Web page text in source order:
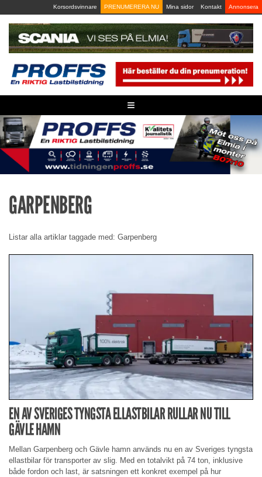
to
content
Korsordsvinnare PRENUMERERA NU Mina sidor Kontakt Annonsera
≡
GARPENBERG
Listar alla artiklar taggade med: Garpenberg
EN AV SVERIGES TYNGSTA ELLASTBILAR RULLAR NU TILL
GÄVLE HAMN
Mellan Garpenberg och Gävle hamn används nu en av Sveriges tyngsta
ellastbilar för transporter av slig. Med en totalvikt på 74 ton, inklusive
både fordon och last, är satsningen ett konkret exempel på hur